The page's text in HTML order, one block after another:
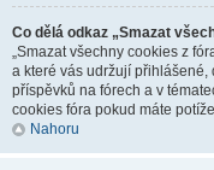
Co dělá odkaz „Smazat
„Smazat všechny cookies z
a které vás udržují
příspěvků na fórech a v
cookies fóra pokud máte
Nahoru